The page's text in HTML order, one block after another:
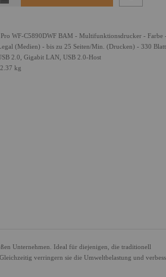
Pro WF-C5890DWF BAM - Multifunktionsdrucker - Farbe -
(Medien) - bis zu 25 Seiten/Min. (Drucken) - 330
2.0, Gigabit LAN, USB 2.0-Host
kg
Unternehmen. Ideal für diejenigen, die traditionell
verringern sie die Umweltbelastung und